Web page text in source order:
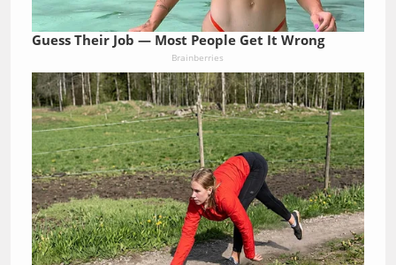
Guess Their Job — Most People Get It Wrong
Brainberries